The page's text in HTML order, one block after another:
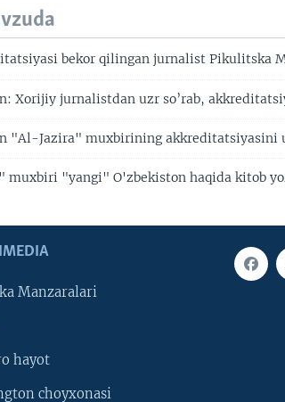
bekor qilingan jurnalist Pikulitska
Xorijiy jurnalistdan uzr so’rab,
"Al-Jazira" muxbirining akkreditatsiyasini
muxbiri "yangi" O'zbekiston haqida kitob
Manzaralari
hayot
choyxonasi